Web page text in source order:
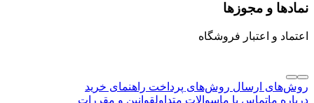
نمادها و مجوزها
اعتماد و اعتبار فروشگاه
روش‌های ارسال روش‌های پرداخت راهنمای خرید
درباره ماتماس با ماسوالات متداولقوانین و مقررات